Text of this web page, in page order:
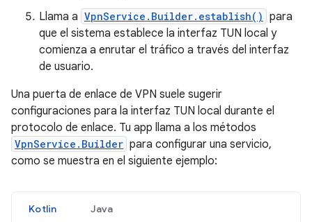
Llama a VpnService.Builder.establish() para
que el sistema establece la interfaz TUN local y
comienza a enrutar el tráfico a través del interfaz
de usuario.
Una puerta de enlace de VPN suele sugerir
configuraciones para la interfaz TUN local durante el
protocolo de enlace. Tu app llama a los métodos
VpnService.Builder para configurar una servicio,
como se muestra en el siguiente ejemplo:
Kotlin Java